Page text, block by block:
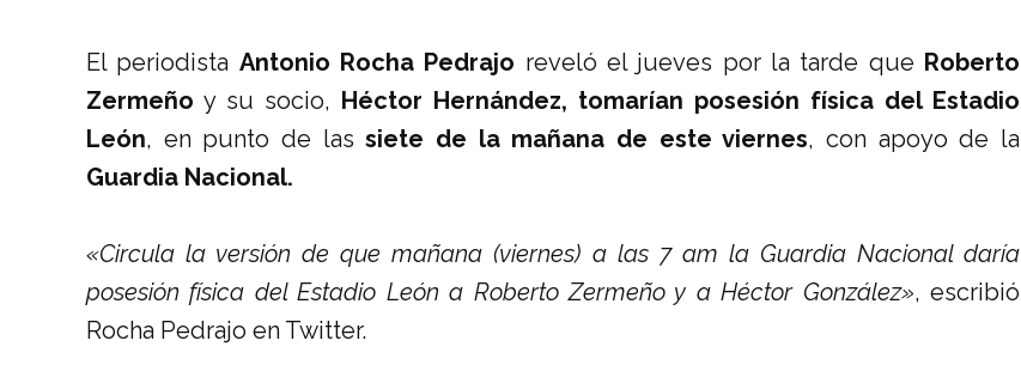
El periodista Antonio Rocha Pedrajo reveló el jueves por la tarde que Roberto
Zermeño y su socio, Héctor Hernández, tomarían posesión física del Estadio
León, en punto de lassiete de la mañana de este viernes, con apoyo de la
Guardia Nacional.
«Circula la versión de que mañana (viernes) a las 7 am la Guardia Nacional daría
posesión física del Estadio León a Roberto Zermeño y a Héctor González», escribió
Rocha Pedrajo en Twitter.